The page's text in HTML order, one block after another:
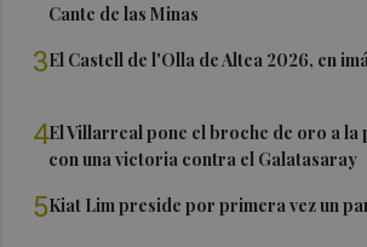
Cante de las Minas
3El Castell de l'Olla de Altea 2026, en
4El Villarreal pone el broche de oro a
con una victoria contra el Galatasaray
5Kiat Lim preside por primera vez un